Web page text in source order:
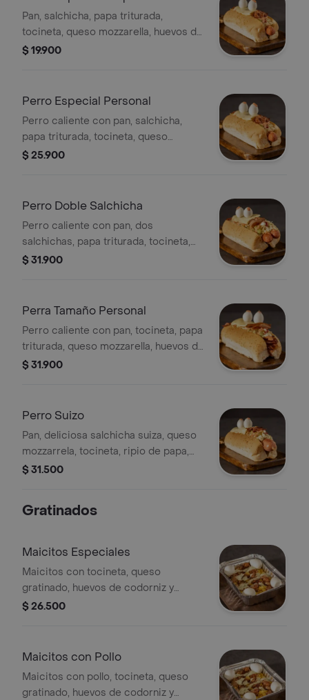
deliciosa salsa brasa, papa ripio,
ensalada de la casa, huevos de
codorniz, guacamole, salsas de la
casa. Una explosión de sabor en cada
Pan, salchicha, papa triturada,
tocineta, queso mozzarella, huevos de
codorniz, salsas y ensalada.
$ 19.900
Perro Especial Personal
Perro caliente con pan, salchicha,
papa triturada, tocineta, queso
mozzarella, huevos de codorniz,
$ 25.900
Perro Doble Salchicha
Perro caliente con pan, dos
salchichas, papa triturada, tocineta,
queso mozzarella, huevos de
$ 31.900
Perra Tamaño Personal
Perro caliente con pan, tocineta, papa
triturada, queso mozzarella, huevos de
codorniz, salsas y ensalada
$ 31.900
Perro Suizo
Pan, deliciosa salchicha suiza, queso
mozzarrela, tocineta, ripio de papa,
ensalada y salsas.
$ 31.500
Gratinados
Maicitos Especiales
Maicitos con tocineta, queso
gratinado, huevos de codorniz y
salsas.
$ 26.500
Maicitos con Pollo
Maicitos con pollo, tocineta, queso
gratinado, huevos de codorniz y